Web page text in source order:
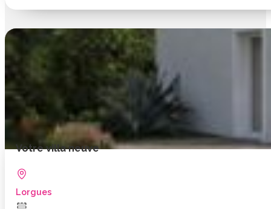
Votre villa neuve
Lorgues